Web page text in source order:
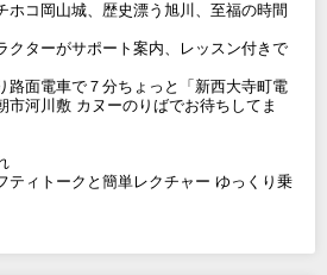
ホコ岡山城、歴史漂う旭川、至福の時間
クターがサポート案内、レッスン付きで
面電車で７分ちょっと「新西大寺町電
市河川敷 カヌーのりばでお待ちしてま
ティトークと簡単レクチャー ゆっくり乗